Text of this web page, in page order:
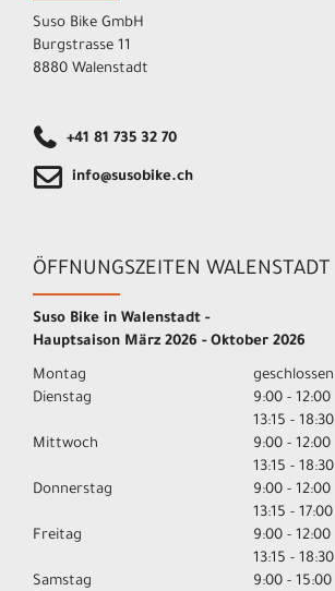
Suso Bike GmbH
Burgstrasse 11
8880 Walenstadt
+41 81 735 32 70
info@susobike.ch
ÖFFNUNGSZEITEN WALENSTADT
Suso Bike in Walenstadt -
Hauptsaison März 2026 - Oktober 2026
Montag
geschlossen
Dienstag
9:00 - 12:00
13:15 - 18:30
Mittwoch
9:00 - 12:00
13:15 - 18:30
Donnerstag
9:00 - 12:00
13:15 - 17:00
Freitag
9:00 - 12:00
13:15 - 18:30
Samstag
9:00 - 15:00